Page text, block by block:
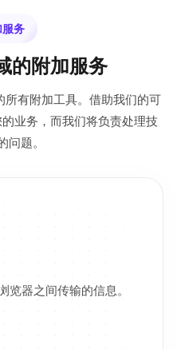
服务
的附加服务
所有附加工具。借助我们的可
业务，而我们将负责处理技
问题。
览器之间传输的信息。